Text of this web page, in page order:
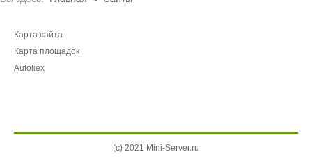
Карта сайта
Карта площадок
Autoliex
(c) 2021 Mini-Server.ru